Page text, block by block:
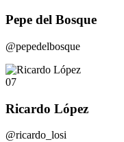
Pepe del Bosque
@pepedelbosque
07
Ricardo López
@ricardo_losi